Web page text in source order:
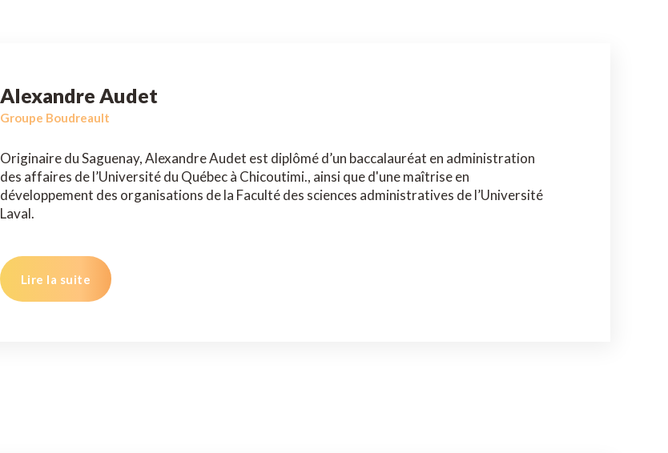
Alexandre Audet
Groupe Boudreault
Originaire du Saguenay, Alexandre Audet est diplômé d’un baccalauréat en administration
des affaires de l’Université du Québec à Chicoutimi., ainsi que d'une maîtrise en
développement des organisations de la Faculté des sciences administratives de l’Université
Laval.
Lire la suite